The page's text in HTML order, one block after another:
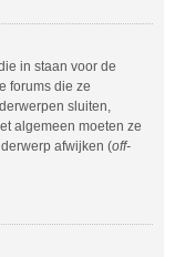
in staan voor de
forums die ze
sluiten,
algemeen moeten ze
afwijken (off-